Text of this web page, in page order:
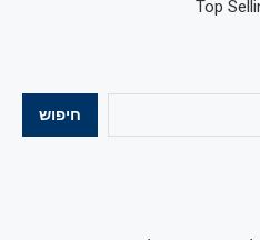
חיפוש